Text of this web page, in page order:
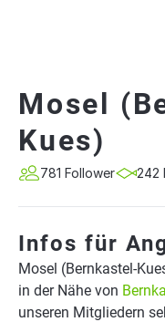
Mosel
Kues)
781 Follower 242
Infos für
Mosel (Bernkastel-
in der Nähe von
unseren Mitgliedern